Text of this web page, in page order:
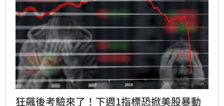
狂飆後考驗來了！下週1指標恐掀美股暴動